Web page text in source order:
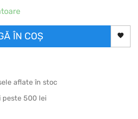
ÎN COȘ
aflate în stoc
peste 500 lei